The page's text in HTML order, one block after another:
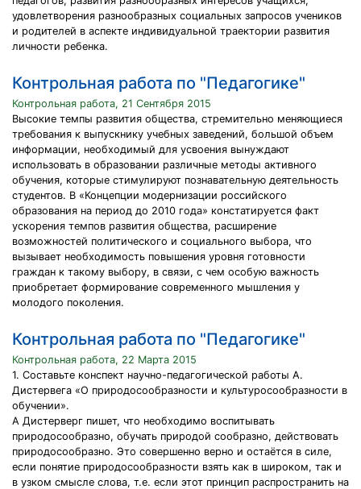
удовлетворения разнообразных социальных запросов учеников
и родителей в аспекте индивидуальной траектории развития
личности ребенка.
Контрольная работа по "Педагогике"
Контрольная работа, 21 Сентября 2015
Высокие темпы развития общества, стремительно меняющиеся
требования к выпускнику учебных заведений, большой объем
информации, необходимый для усвоения вынуждают
использовать в образовании различные методы активного
обучения, которые стимулируют познавательную деятельность
студентов. В «Концепции модернизации российского
образования на период до 2010 года» констатируется факт
ускорения темпов развития общества, расширение
возможностей политического и социального выбора, что
вызывает необходимость повышения уровня готовности
граждан к такому выбору, в связи, с чем особую важность
приобретает формирование современного мышления у
молодого поколения.
Контрольная работа по "Педагогике"
Контрольная работа, 22 Марта 2015
1. Составьте конспект научно-педагогической работы А.
Дистервега «О природосообразности и культуросообразности в
обучении».
А Дистерверг пишет, что необходимо воспитывать
природосообразно, обучать природой сообразно, действовать
природосообразно. Это совершенно верно и остаётся в силе,
если понятие природосообразности взять как в широком, так и
в узком смысле слова, т.е. если этот принцип распространить на